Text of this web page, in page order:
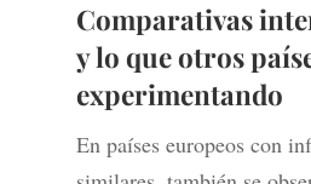
Comparativas
y lo que otros
experimentando
En países europeos con